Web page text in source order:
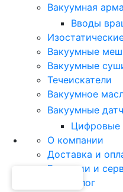
Вакуумная
Вводы
Вакуумные
Вакуумные
Течеискатели
Вакуумное
Вакуумные
Цифровые
О компании
Доставка и
Гарантии и
Техноблог